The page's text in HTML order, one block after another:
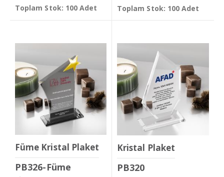
Toplam Stok: 100 Adet Toplam Stok: 100 Adet
Füme Kristal Plaket
PB326-Füme
Kristal Plaket
PB320